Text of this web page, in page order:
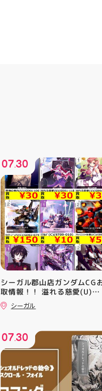
07.30
シーガル郡山店ガンダムCG
取情報！！ 溢れる慈愛(U)
(GD01-118) ￥30 覚悟の表れ
(U)(GD01-100) ￥30 ﾌﾗｯﾄ(ﾐ
シーガル
07.30